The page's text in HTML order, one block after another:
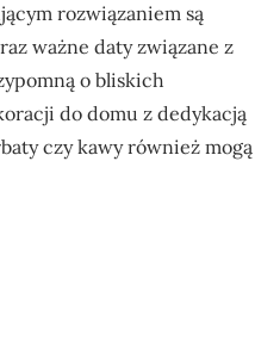
rozwiązaniem są
ważne daty związane z
o bliskich
do domu z dedykacją
czy kawy również mogą